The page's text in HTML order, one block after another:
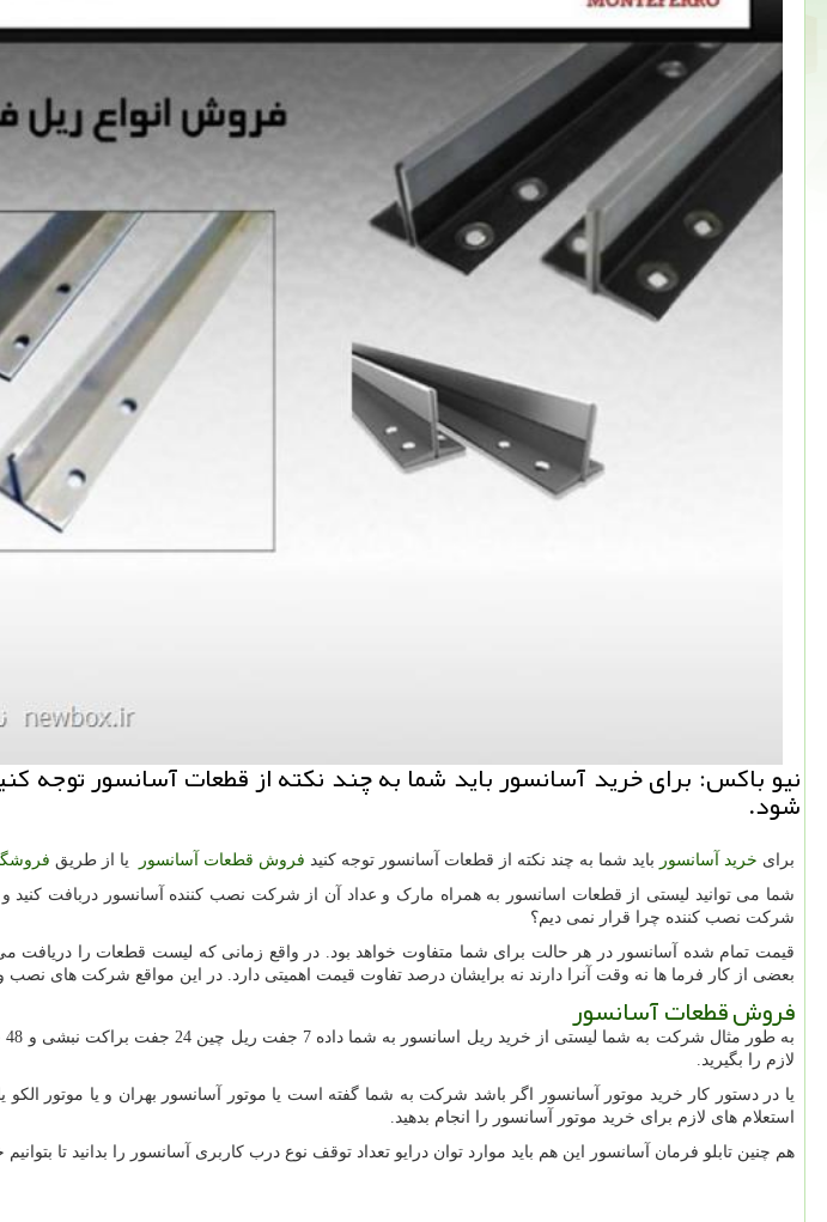
نیو باكس: برای خرید آسانسور باید شما به چند نكته از قطعات آسانسور توجه
شود.
برای خرید آسانسور باید شما به چند نکته از قطعات آسانسور توجه کنید فروش قطعات آسانسور یا از طریق
شما می توانید لیستی از قطعات اسانسور به همراه مارک و عداد آن از شرکت نصب کننده آسانسور دربافت کنید
شرکت نصب کننده چرا قرار نمی دیم؟
قیمت تمام شده آسانسور در هر حالت برای شما متفاوت خواهد بود. در واقع زمانی که لیست قطعات را دریافت
بعضی از کار فرما ها نه وقت آنرا دارند نه برایشان درصد تفاوت قیمت اهمیتی دارد. در این مواقع شرکت های نصب
فروش قطعات آسانسور
به طور مثال شرکت به شما لیستی از خرید ریل اسانسور به شما داده 7 جفت ریل چین 24 جفت براکت نبشی و 48 جفت لقمه و
لازم را بگیرید.
یا در دستور کار خرید موتور آسانسور اگر باشد شرکت به شما گفته است یا موتور آسانسور بهران و یا موتور الکو
استعلام های لازم برای خرید موتور آسانسور را انجام بدهید.
هم چنین تابلو فرمان آسانسور این هم باید موارد توان درایو تعداد توقف نوع درب کاربری آسانسور را بدانید تا بتوانیم